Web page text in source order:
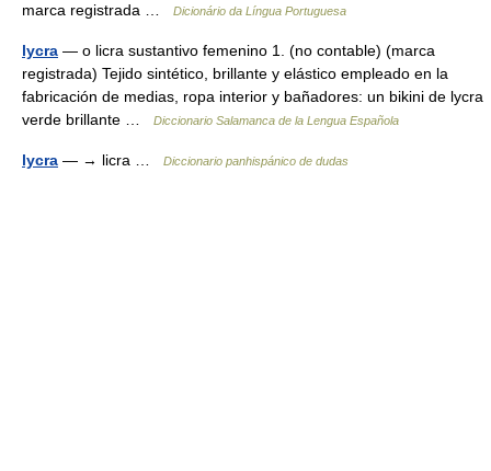
marca registrada …
Dicionário da Língua Portuguesa
lycra — o licra sustantivo femenino 1. (no contable) (marca
registrada) Tejido sintético, brillante y elástico empleado en la
fabricación de medias, ropa interior y bañadores: un bikini de lycra
verde brillante …
Diccionario Salamanca de la Lengua Española
lycra — → licra … Diccionario panhispánico de dudas